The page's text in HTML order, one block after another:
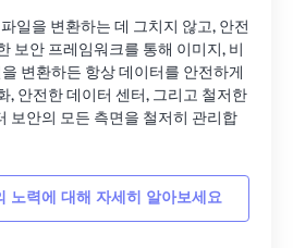
일을 변환하는 데 그치지 않고, 안전
보안 프레임워크를 통해 이미지, 비
변환하든 항상 데이터를 안전하게
, 안전한 데이터 센터, 그리고 철저한
보안의 모든 측면을 철저히 관리합
노력에 대해 자세히 알아보세요